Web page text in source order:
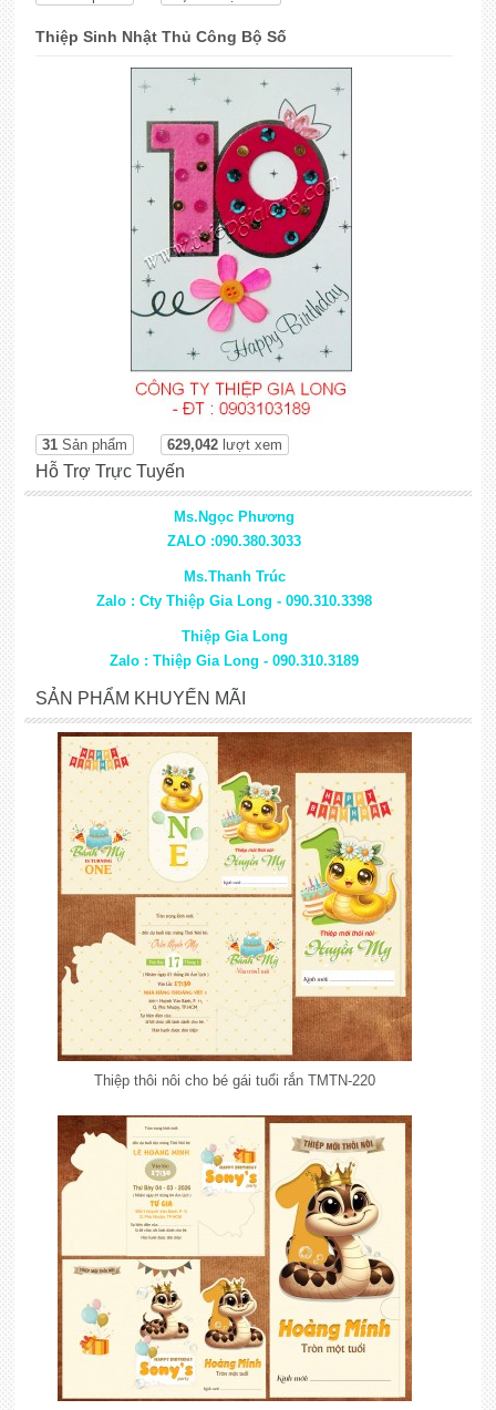
Thiệp Sinh Nhật Thủ Công Bộ Số
31Sản phẩm 629,042lượt xem
Hỗ Trợ Trực Tuyến
Ms.Ngọc Phương
ZALO :090.380.3033
Ms.Thanh Trúc
Zalo : Cty Thiệp Gia Long - 090.310.3398
Thiệp Gia Long
Zalo : Thiệp Gia Long - 090.310.3189
SẢN PHẨM KHUYẾN MÃI
Thiệp thôi nôi cho bé gái tuổi rắn TMTN-220